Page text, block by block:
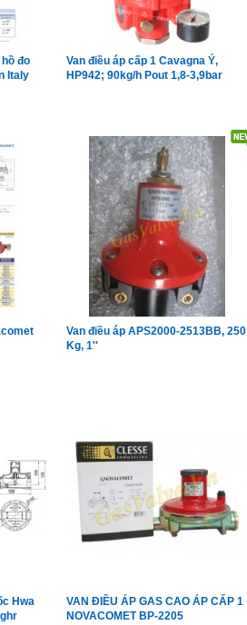
đo
Italy
Van điều áp cấp 1 Cavagna Ý,
HP942; 90kg/h Pout 1,8-3,9bar
Van điều áp APS2000-2513BB, 250
Kg, 1''
Hwa
VAN ĐIỀU ÁP GAS CAO ÁP CẤP 1
NOVACOMET BP-2205